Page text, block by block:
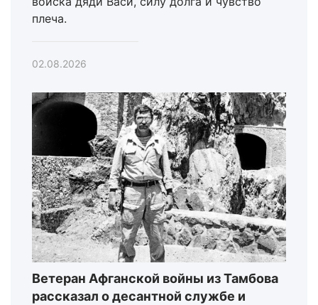
плеча.
02.08.2026
Ветеран Афганской войны из Тамбова
рассказал о десантной службе и